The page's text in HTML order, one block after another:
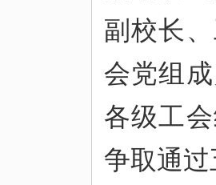
副校长
会党组
各级工
争取通